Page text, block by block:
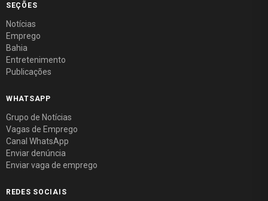
SEÇÕES
Notícias
Emprego
Bahia
Entretenimento
Publicações
WHATSAPP
Grupo de Notícias
Vagas de Emprego
Canal WhatsApp
Enviar denúncia
Enviar vaga de emprego
REDES SOCIAIS